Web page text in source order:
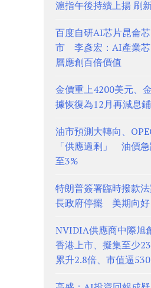
滬指午後持續上揚 刷
百度自研AI芯片昆侖
市 李彥宏：AI產業芯
層應創百倍價值
金價重上4200美元、
據恢復為12月再減息
油市預測大轉向、
「供應過剩」 油價
至3%
特朗普簽署臨時撥款
長政府停擺 美期向好
NVIDIA供應商中際旭
香港上市、擬集至少
累升2.8倍、市值逼